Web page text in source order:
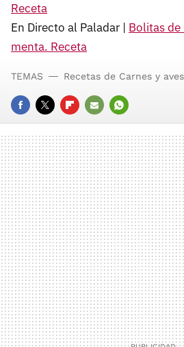
Receta
En Directo al Paladar | Bolitas
menta. Receta
FACEBOOK
TWITTERFLIPBOARD
E-
MAIL
WHATSAPP
TEMAS Recetas de Carnes y aves